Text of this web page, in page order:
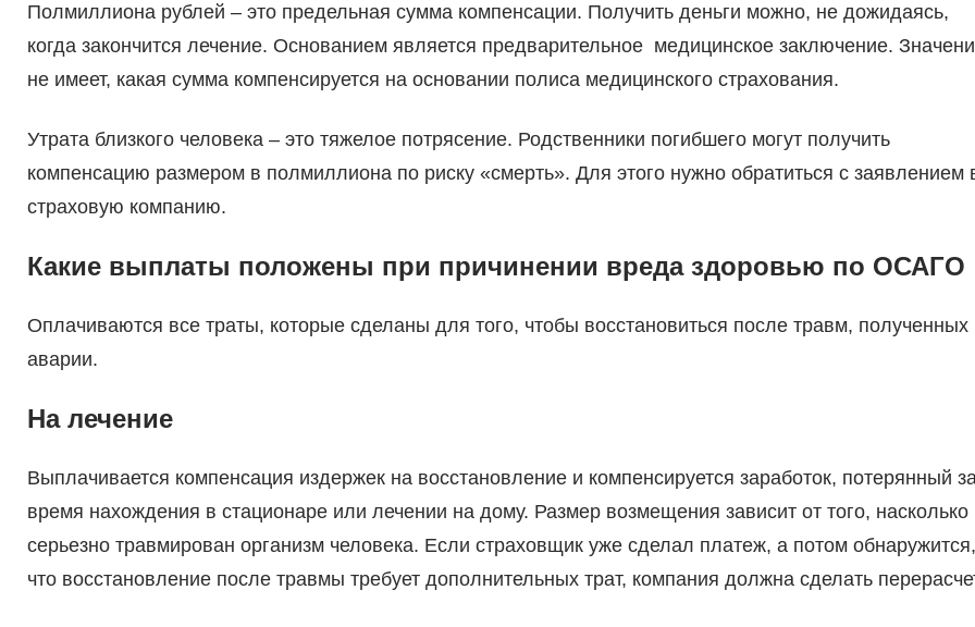
Полмиллиона рублей – это предельная сумма компенсации. Получить деньги можно, не дожидаясь,
когда закончится лечение. Основанием является предварительное медицинское заключение.
не имеет, какая сумма компенсируется на основании полиса медицинского страхования.
Утрата близкого человека – это тяжелое потрясение. Родственники погибшего могут получить
компенсацию размером в полмиллиона по риску «смерть». Для этого нужно обратиться с заявлением
страховую компанию.
Какие выплаты положены при причинении вреда здоровью по ОСАГО
Оплачиваются все траты, которые сделаны для того, чтобы восстановиться после травм, полученных
аварии.
На лечение
Выплачивается компенсация издержек на восстановление и компенсируется заработок, потерянный
время нахождения в стационаре или лечении на дому. Размер возмещения зависит от того, насколько
серьезно травмирован организм человека. Если страховщик уже сделал платеж, а потом обнаружится,
что восстановление после травмы требует дополнительных трат, компания должна сделать